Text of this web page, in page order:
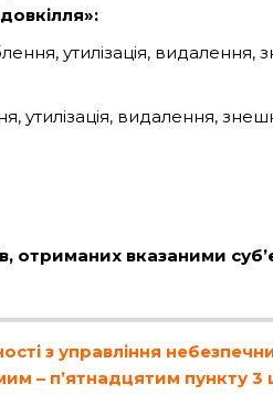
утилізація, видалення,
утилізація, видалення,
отриманих вказаними
з управління
– п’ятнадцятим пункту 3